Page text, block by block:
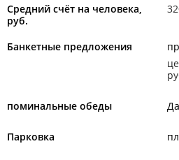
Средний счёт на человека,
руб.
Банкетные предложения
поминальные обеды Да
Парковка